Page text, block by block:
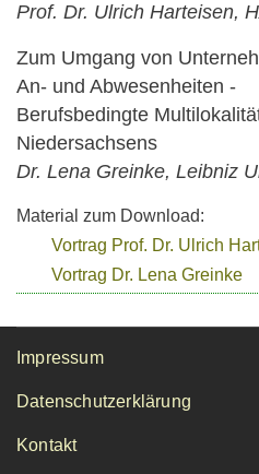
Prof. Dr. Ulrich Harteisen,
Zum Umgang von
An- und Abwesenheiten -
Berufsbedingte
Niedersachsens
Dr. Lena Greinke, Leibniz
Material zum Download:
Vortrag Prof. Dr. Ulrich
Vortrag Dr. Lena Greinke
Footer menu
Impressum
Datenschutzerklärung
Kontakt